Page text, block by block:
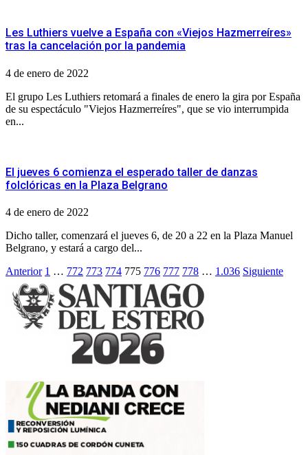
Les Luthiers vuelve a España con «Viejos Hazmerreíres»
tras la cancelación por la pandemia
4 de enero de 2022
El grupo Les Luthiers retomará a finales de enero la gira por España
de su espectáculo "Viejos Hazmerreíres", que se vio interrumpida
en...
El jueves 6 comienza el esperado taller de danzas
folclóricas en la Plaza Belgrano
4 de enero de 2022
Dicho taller, comenzará el jueves 6, de 20 a 22 en la Plaza Manuel
Belgrano, y estará a cargo del...
Paginación
de
entradas
Anterior 1 … 772 773 774 775 776 777 778 … 1.036 Siguiente